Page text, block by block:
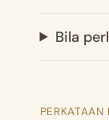
Bila
PERKATAAN